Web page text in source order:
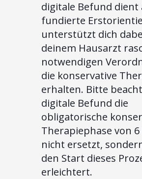
digitale Befund dient
fundierte
unterstützt dich
deinem Hausarzt
notwendigen
die konservative
erhalten. Bitte
digitale Befund die
obligatorische
Therapiephase von
nicht ersetzt,
den Start dieses
erleichtert.